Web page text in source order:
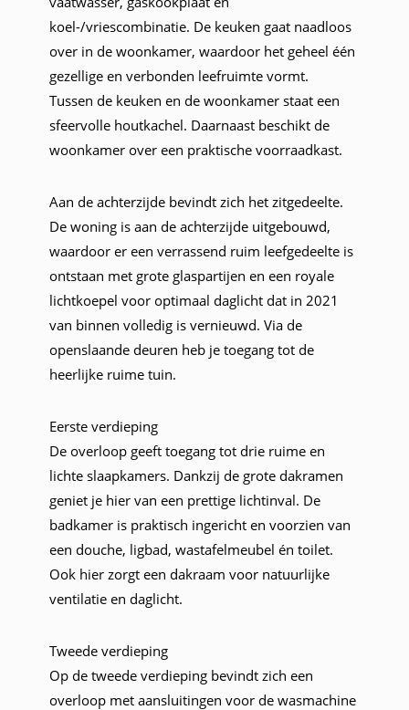
koel-/vriescombinatie. De keuken gaat naadloos
over in de woonkamer, waardoor het geheel één
gezellige en verbonden leefruimte vormt.
Tussen de keuken en de woonkamer staat een
sfeervolle houtkachel. Daarnaast beschikt de
woonkamer over een praktische voorraadkast.
Aan de achterzijde bevindt zich het zitgedeelte.
De woning is aan de achterzijde uitgebouwd,
waardoor er een verrassend ruim leefgedeelte is
ontstaan met grote glaspartijen en een royale
lichtkoepel voor optimaal daglicht dat in 2021
van binnen volledig is vernieuwd. Via de
openslaande deuren heb je toegang tot de
heerlijke ruime tuin.
Eerste verdieping
De overloop geeft toegang tot drie ruime en
lichte slaapkamers. Dankzij de grote dakramen
geniet je hier van een prettige lichtinval. De
badkamer is praktisch ingericht en voorzien van
een douche, ligbad, wastafelmeubel én toilet.
Ook hier zorgt een dakraam voor natuurlijke
ventilatie en daglicht.
Tweede verdieping
Op de tweede verdieping bevindt zich een
overloop met aansluitingen voor de wasmachine